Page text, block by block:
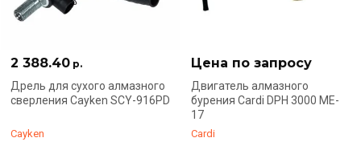
2 388.40 р.
Дрель для сухого алмазного
сверления Cayken SCY-916PD
Cayken
Цена по запросу
Двигатель алмазного
бурения Cardi DPH 3000 ME-
17
Cardi